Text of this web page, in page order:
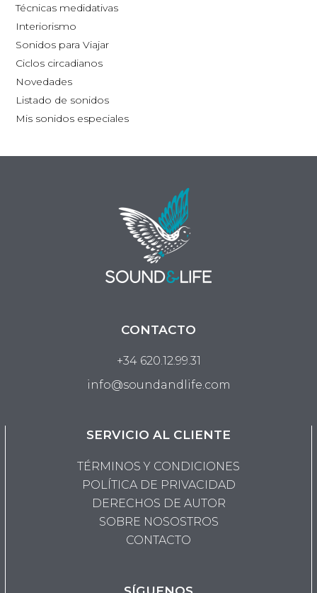
Técnicas medidativas
Interiorismo
Sonidos para Viajar
Ciclos circadianos
Novedades
Listado de sonidos
Mis sonidos especiales
CONTACTO
+34 620.12.99.31
info@soundandlife.com
SERVICIO AL CLIENTE
TÉRMINOS Y CONDICIONES
POLÍTICA DE PRIVACIDAD
DERECHOS DE AUTOR
SOBRE NOSOSTROS
CONTACTO